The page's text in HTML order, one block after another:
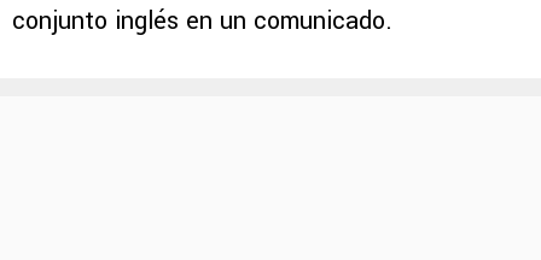
conjunto inglés en un comunicado.